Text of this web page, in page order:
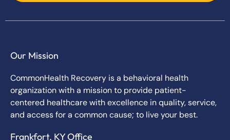
Our Mission
CommonHealth Recovery is a behavioral health
organization with a mission to provide patient-
centered healthcare with excellence in quality, service,
and access for a common cause; to live your best.
Frankfort, KY Office